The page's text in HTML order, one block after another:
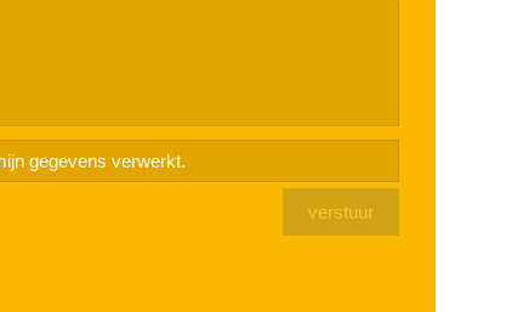
gegevens verwerkt.